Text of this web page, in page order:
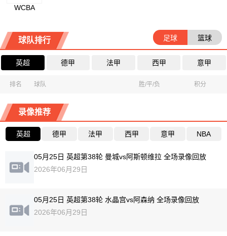
WCBA
球队排行 足球 篮球
英超 德甲 法甲 西甲 意甲
排名 球队 胜/平/负 积分
录像推荐
英超 德甲 法甲 西甲 意甲 NBA
05月25日 英超第38轮 曼城vs阿斯顿维拉 全场录像回放
2026年06月29日
05月25日 英超第38轮 水晶宫vs阿森纳 全场录像回放
2026年06月29日